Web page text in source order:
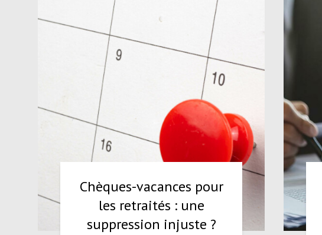
Chèques-vacances pour
les retraités : une
suppression injuste ?